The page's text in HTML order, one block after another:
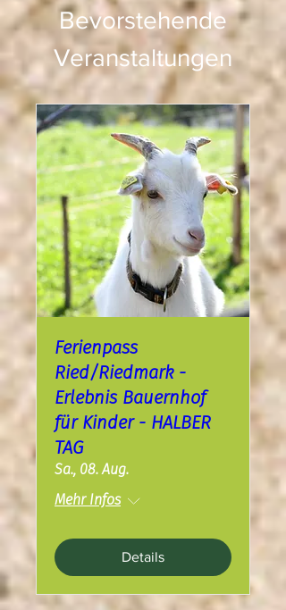
Bevorstehende
Veranstaltungen
Ferienpass
Ried/Riedmark -
Erlebnis Bauernhof
für Kinder - HALBER
TAG
Sa., 08. Aug.
Mehr Infos
Details